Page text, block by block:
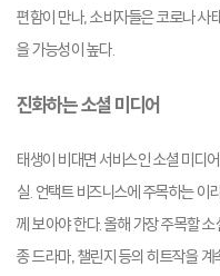
편함이 만나, 소비자들은 코로나 사
을 가능성이 높다.
진화하는 소셜 미디어
태생이 비대면 서비스인 소셜 미디
실. 언택트 비즈니스에 주목하는 이
께 보아야 한다. 올해 가장 주목할
종 드라마, 챌린지 등의 히트작을